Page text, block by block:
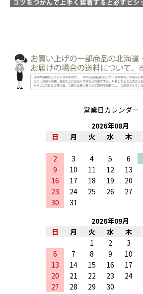
営業日カレンダー
2026年08月
日
月 火 水 木
2
3 4 5 6
9
10 11 12 13
16
17 18 19 20
23
24 25 26 27
30
31
2026年09月
日
月 火 水 木
1
2 3
6
7 8 9 10
13
14 15 16 17
20
21 22 23 24
27
28 29
30